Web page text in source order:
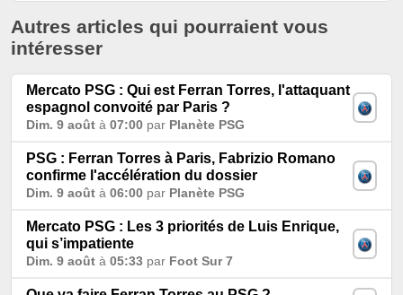
Autres articles qui pourraient vous
intéresser
Mercato PSG : Qui est Ferran Torres, l'attaquant
espagnol convoité par Paris ?
Dim. 9 août à 07:00 par Planète PSG
PSG : Ferran Torres à Paris, Fabrizio Romano
confirme l'accélération du dossier
Dim. 9 août à 06:00 par Planète PSG
Mercato PSG : Les 3 priorités de Luis Enrique,
qui s’impatiente
Dim. 9 août à 05:33 par Foot Sur 7